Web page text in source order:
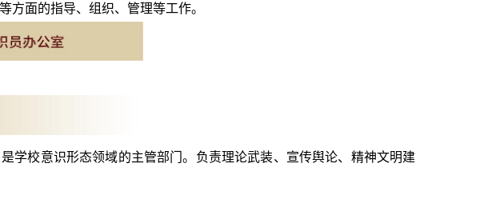
方面的指导、组织、管理等工作。
学校意识形态领域的主管部门。负责理论武装、宣传舆论、精神文明建